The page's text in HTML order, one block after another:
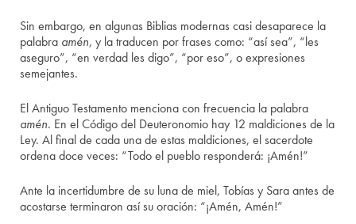
Sin embargo, en algunas Biblias modernas casi desaparece la
palabra amén, y la traducen por frases como: “así sea”, “les
aseguro”, “en verdad les digo”, “por eso”, o expresiones
semejantes.
El Antiguo Testamento menciona con frecuencia la palabra
amén. En el Código del Deuteronomio hay 12 maldiciones de la
Ley. Al final de cada una de estas maldiciones, el sacerdote
ordena doce veces: “Todo el pueblo responderá: ¡Amén!”
Ante la incertidumbre de su luna de miel, Tobías y Sara antes de
acostarse terminaron así su oración: “¡Amén, Amén!”